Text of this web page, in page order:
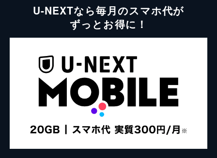
U-NEXTなら毎月のスマホ代が
ずっとお得に！